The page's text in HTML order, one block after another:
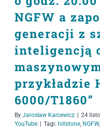
NGFW a
generacji z
inteligencją
przykładzie
6000/T1860”
By Jarosław Karcewicz | 24
YouTube | Tagi: hillstone NGFW,